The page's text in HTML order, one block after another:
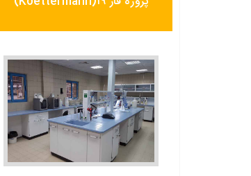
اجرای پروژه فاز 19 پارس جنوبی
با تجهیزات Koettermann